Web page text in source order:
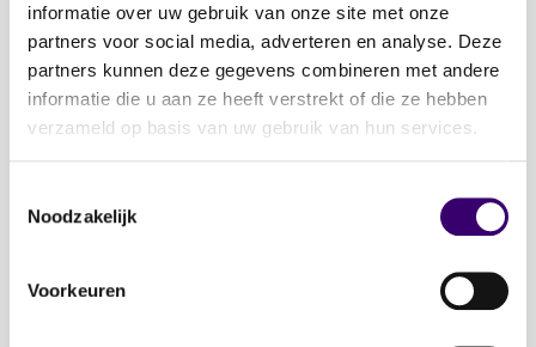
informatie over uw gebruik van onze site met onze
partners voor social media, adverteren en analyse. Deze
partners kunnen deze gegevens combineren met andere
informatie die u aan ze heeft verstrekt of die ze hebben
verzameld op basis van uw gebruik van hun services.
Noodzakelijk
Voorkeuren
Schrijf je in voor de nieuwsbrief: Jouw Plan –
Financiële planning voor een goed leven!
Lidmaatschap